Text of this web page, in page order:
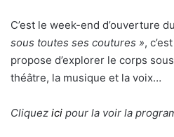
C’est le week-end d’ouverture du
sous toutes ses coutures »,
propose d’explorer le corps
théâtre, la musique et la voix…
Cliquez ici pour la voir la